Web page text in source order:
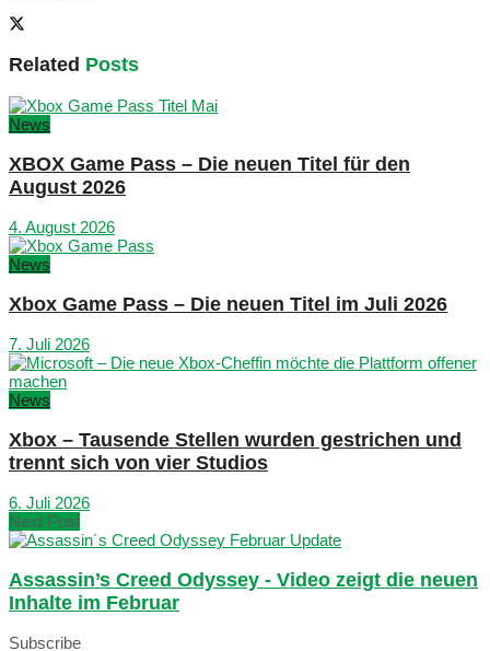
Related Posts
News
XBOX Game Pass – Die neuen Titel für den
August 2026
4. August 2026
News
Xbox Game Pass – Die neuen Titel im Juli 2026
7. Juli 2026
News
Xbox – Tausende Stellen wurden gestrichen und
trennt sich von vier Studios
6. Juli 2026
Next Post
Assassin’s Creed Odyssey - Video zeigt die neuen
Inhalte im Februar
Subscribe